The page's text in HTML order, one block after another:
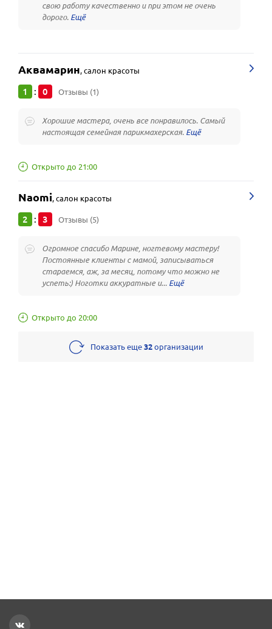
свою работу качественно и при этом не очень
дорого.
Аквамарин,салон красоты
1 : 0 Отзывы (1)
Хорошие мастера, очень все понравилось. Самый
настоящая семейная парикмахерская.
Открыто до 21:00
Naomi,салон красоты
2 : 3 Отзывы (5)
Огромное спасибо Марине, ногтевому мастеру!
Постоянные клиенты с мамой, записываться
стараемся, аж, за месяц, потому что можно не
успеть:) Ноготки аккуратные и...
Открыто до 20:00
Показать еще32организации